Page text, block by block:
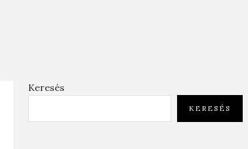
Keresés
KERESÉS